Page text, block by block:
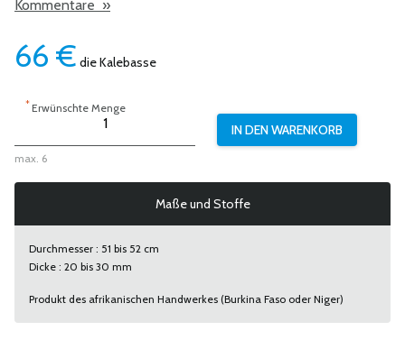
Kommentare »
66 € die Kalebasse
*Erwünschte Menge
max. 6
Maße und Stoffe
Durchmesser : 51 bis 52 cm
Dicke : 20 bis 30 mm
Produkt des afrikanischen Handwerkes (Burkina Faso oder Niger)